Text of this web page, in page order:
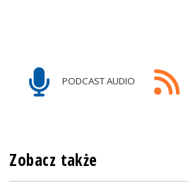
PODCAST AUDIO
Zobacz także